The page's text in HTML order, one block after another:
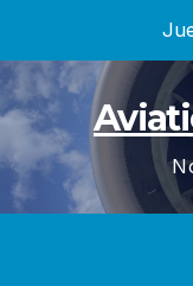
contenido